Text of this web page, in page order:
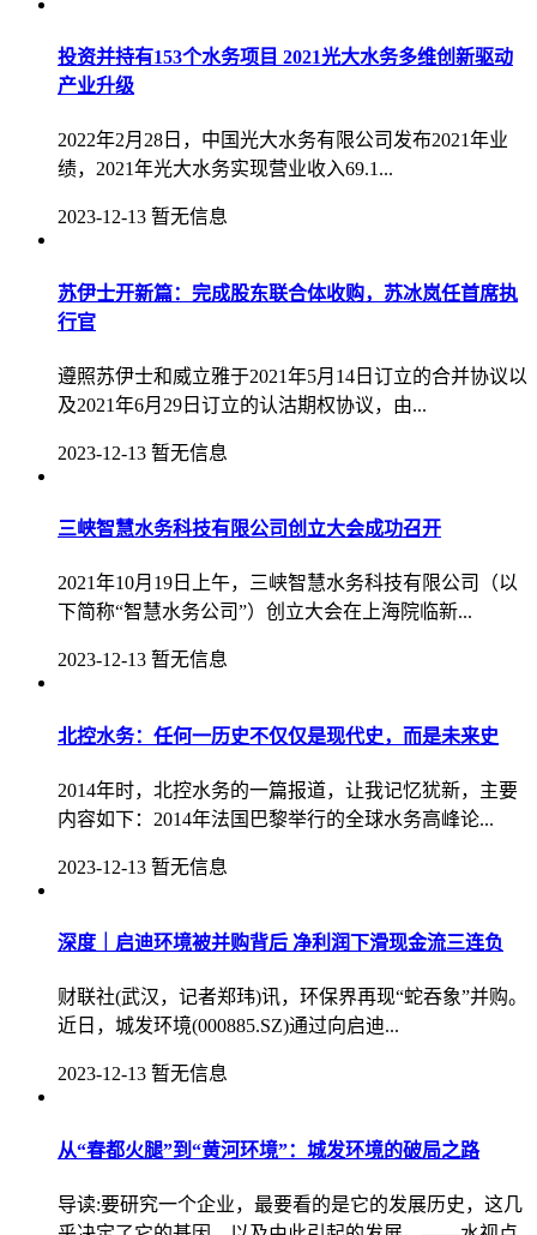
投资并持有153个水务项目 2021光大水务多维创新驱动
产业升级
2022年2月28日，中国光大水务有限公司发布2021年业
绩，2021年光大水务实现营业收入69.1...
2023-12-13 暂无信息
苏伊士开新篇：完成股东联合体收购，苏冰岚任首席执
行官
遵照苏伊士和威立雅于2021年5月14日订立的合并协议以
及2021年6月29日订立的认沽期权协议，由...
2023-12-13 暂无信息
三峡智慧水务科技有限公司创立大会成功召开
2021年10月19日上午，三峡智慧水务科技有限公司（以
下简称“智慧水务公司”）创立大会在上海院临新...
2023-12-13 暂无信息
北控水务：任何一历史不仅仅是现代史，而是未来史
2014年时，北控水务的一篇报道，让我记忆犹新，主要
内容如下：2014年法国巴黎举行的全球水务高峰论...
2023-12-13 暂无信息
深度｜启迪环境被并购背后 净利润下滑现金流三连负
财联社(武汉，记者郑玮)讯，环保界再现“蛇吞象”并购。
近日，城发环境(000885.SZ)通过向启迪...
2023-12-13 暂无信息
从“春都火腿”到“黄河环境”：城发环境的破局之路
导读:要研究一个企业，最要看的是它的发展历史，这几